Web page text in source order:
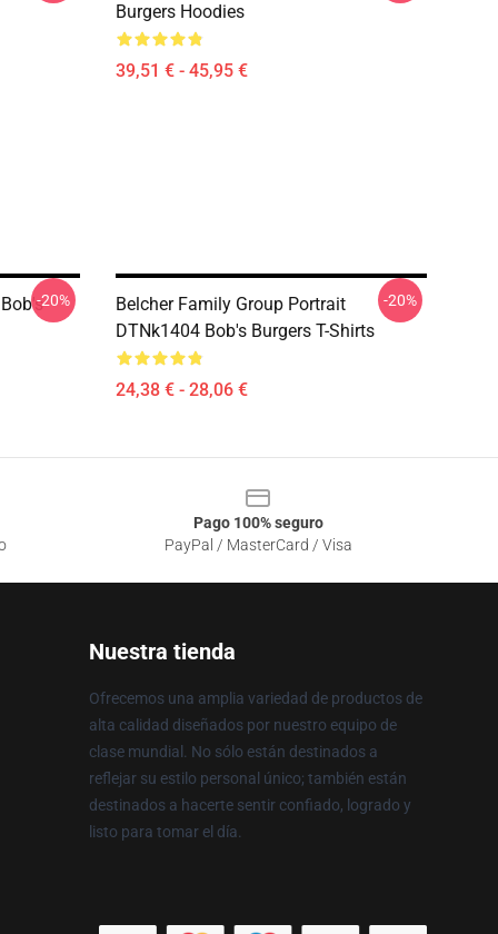
Burgers Hoodies
39,51 € - 45,95 €
-20%
Belcher Family Group Portrait
DTNk1404 Bob's Burgers T-Shirts
24,38 € - 28,06 €
-20%
Pago 100% seguro
PayPal / MasterCard / Visa
Nuestra tienda
Ofrecemos una amplia variedad de productos de
alta calidad diseñados por nuestro equipo de
clase mundial. No sólo están destinados a
reflejar su estilo personal único; también están
destinados a hacerte sentir confiado, logrado y
listo para tomar el día.